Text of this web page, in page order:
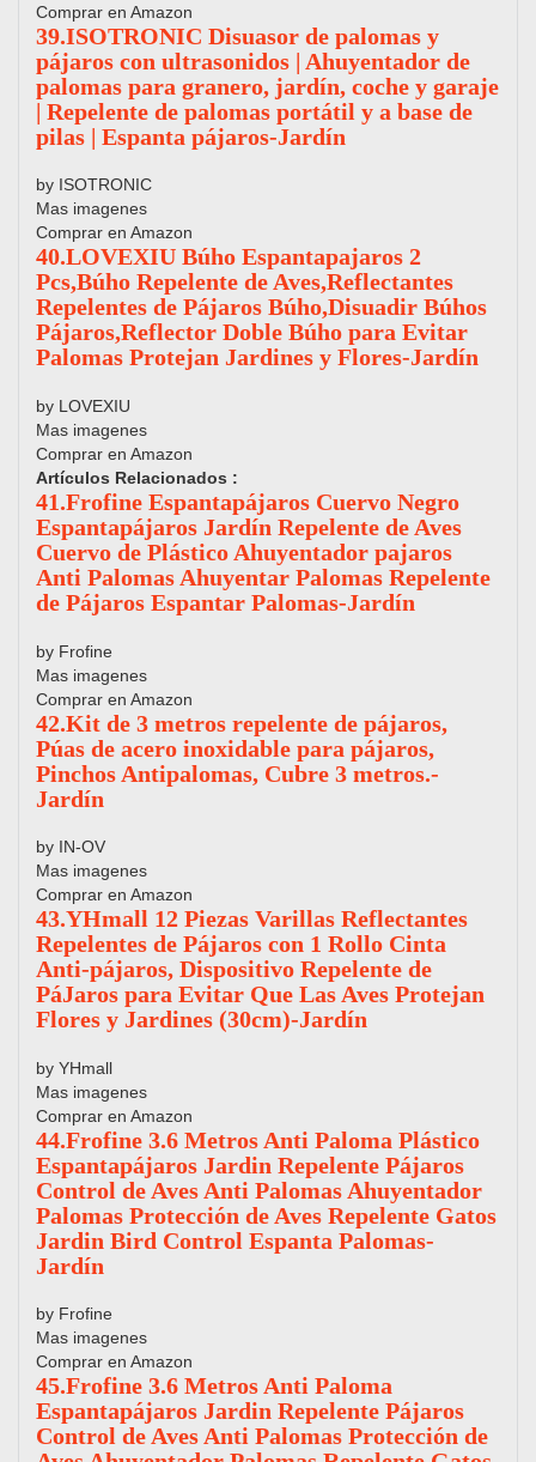
Comprar en Amazon
39.ISOTRONIC Disuasor de palomas y
pájaros con ultrasonidos | Ahuyentador de
palomas para granero, jardín, coche y garaje
| Repelente de palomas portátil y a base de
pilas | Espanta pájaros-Jardín
by ISOTRONIC
Mas imagenes
Comprar en Amazon
40.LOVEXIU Búho Espantapajaros 2
Pcs,Búho Repelente de Aves,Reflectantes
Repelentes de Pájaros Búho,Disuadir Búhos
Pájaros,Reflector Doble Búho para Evitar
Palomas Protejan Jardines y Flores-Jardín
by LOVEXIU
Mas imagenes
Comprar en Amazon
Artículos Relacionados :
41.Frofine Espantapájaros Cuervo Negro
Espantapájaros Jardín Repelente de Aves
Cuervo de Plástico Ahuyentador pajaros
Anti Palomas Ahuyentar Palomas Repelente
de Pájaros Espantar Palomas-Jardín
by Frofine
Mas imagenes
Comprar en Amazon
42.Kit de 3 metros repelente de pájaros,
Púas de acero inoxidable para pájaros,
Pinchos Antipalomas, Cubre 3 metros.-
Jardín
by IN-OV
Mas imagenes
Comprar en Amazon
43.YHmall 12 Piezas Varillas Reflectantes
Repelentes de Pájaros con 1 Rollo Cinta
Anti-pájaros, Dispositivo Repelente de
PáJaros para Evitar Que Las Aves Protejan
Flores y Jardines (30cm)-Jardín
by YHmall
Mas imagenes
Comprar en Amazon
44.Frofine 3.6 Metros Anti Paloma Plástico
Espantapájaros Jardin Repelente Pájaros
Control de Aves Anti Palomas Ahuyentador
Palomas Protección de Aves Repelente Gatos
Jardin Bird Control Espanta Palomas-
Jardín
by Frofine
Mas imagenes
Comprar en Amazon
45.Frofine 3.6 Metros Anti Paloma
Espantapájaros Jardin Repelente Pájaros
Control de Aves Anti Palomas Protección de